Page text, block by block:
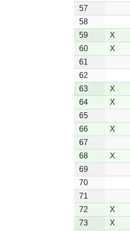
57
58
59
X
60
X
61
62
63
X
64
X
65
66
X
67
68
X
69
70
71
72
X
73
X